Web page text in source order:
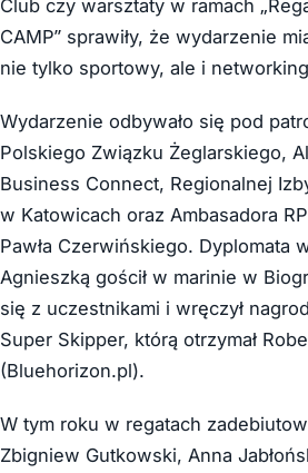
Club czy warsztaty w ramach
CAMP” sprawiły, że wydarzenie
nie tylko sportowy, ale i
Wydarzenie odbywało się pod
Polskiego Związku Żeglarskiego,
Business Connect, Regionalnej
w Katowicach oraz Ambasadora
Pawła Czerwińskiego. Dyplomata
Agnieszką gościł w marinie w
się z uczestnikami i wręczył
Super Skipper, którą otrzymał
(Bluehorizon.pl).
W tym roku w regatach
Zbigniew Gutkowski, Anna